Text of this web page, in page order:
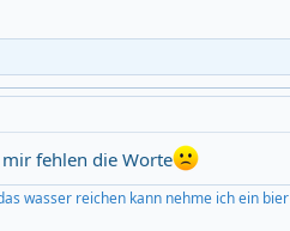
fehlen die Worte
wasser reichen kann nehme ich ein bier